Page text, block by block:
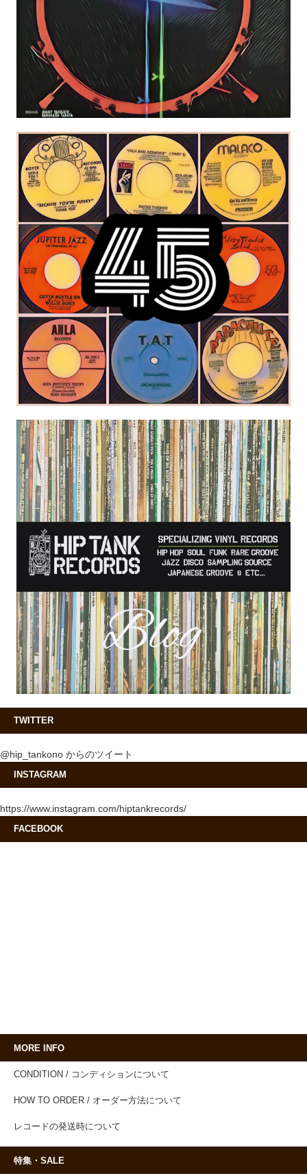
TWITTER
@hip_tankono からのツイート
INSTAGRAM
https://www.instagram.com/hiptankrecords/
FACEBOOK
MORE INFO
CONDITION / コンディションについて
HOW TO ORDER / オーダー方法について
レコードの発送時について
特集・SALE